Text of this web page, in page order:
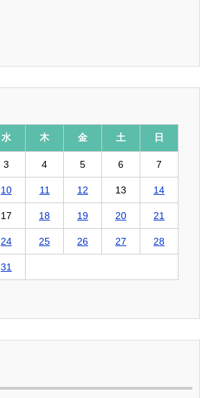
水 木 金 土 日
3 4 5 6 7
10 11 12 13 14
17 18 19 20 21
24 25 26 27 28
31